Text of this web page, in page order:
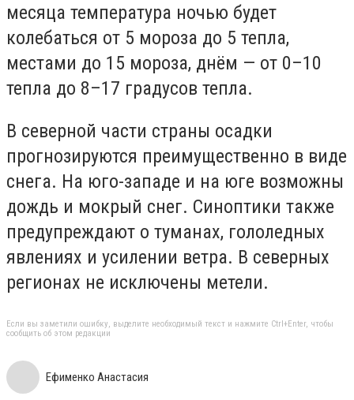
месяца температура ночью будет
колебаться от 5 мороза до 5 тепла,
местами до 15 мороза, днём — от 0–10
тепла до 8–17 градусов тепла.
В северной части страны осадки
прогнозируются преимущественно в виде
снега. На юго-западе и на юге возможны
дождь и мокрый снег. Синоптики также
предупреждают о туманах, гололедных
явлениях и усилении ветра. В северных
регионах не исключены метели.
Если вы заметили ошибку, выделите необходимый текст и нажмите Ctrl+Enter, чтобы
сообщить об этом редакции
Ефименко Анастасия